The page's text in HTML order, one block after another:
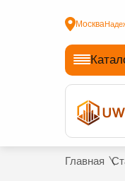
Москва
Главная